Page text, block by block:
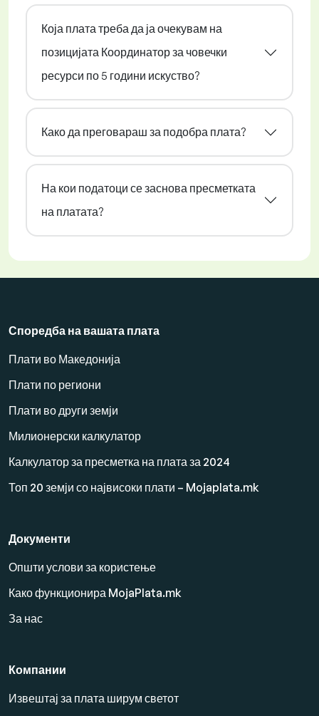
Која плата треба да ја очекувам на
позицијата Координатор за човечки
ресурси по 5 години искуство?
Како да преговараш за подобра плата?
На кои податоци се заснова пресметката
на платата?
Споредба на вашата плата
Плати во Македонија
Плати по региони
Плати во други земји
Милионерски калкулатор
Калкулатор за пресметка на плата за 2024
Топ 20 земји со највисоки плати – Mojaplata.mk
Документи
Општи услови за користење
Како функционира MojaPlata.mk
За нас
Компании
Извештај за плата ширум светот